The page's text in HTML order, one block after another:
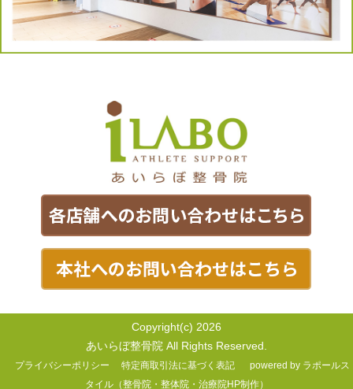
Copyright(c) 2026
あいらぼ整骨院 All Rights Reserved.
プライバシーポリシー 特定商取引法に基づく表記
powered by ラポールス
タイル（整骨院・整体院・治療院HP制作）